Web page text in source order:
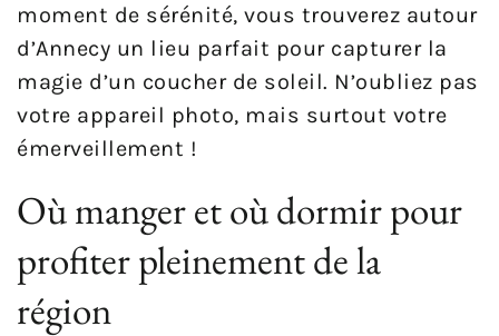
moment de sérénité, vous trouverez autour
d’Annecy un lieu parfait pour capturer la
magie d’un coucher de soleil. N’oubliez pas
votre appareil photo, mais surtout votre
émerveillement !
Où manger et où dormir pour
profiter pleinement de la
région